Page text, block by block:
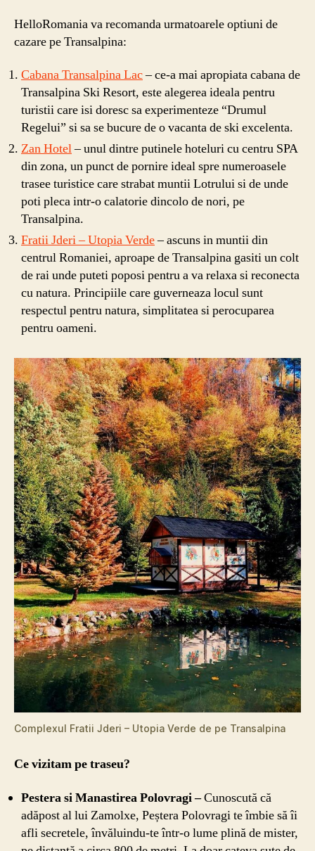
HelloRomania va recomanda urmatoarele optiuni de
cazare pe Transalpina:
Cabana Transalpina Lac– ce-a mai apropiata cabana de
Transalpina Ski Resort, este alegerea ideala pentru
turistii care isi doresc sa experimenteze “Drumul
Regelui” si sa se bucure de o vacanta de ski excelenta.
Zan Hotel– unul dintre putinele hoteluri cu centru SPA
din zona, un punct de pornire ideal spre numeroasele
trasee turistice care strabat muntii Lotrului si de unde
poti pleca intr-o calatorie dincolo de nori, pe
Transalpina.
Fratii Jderi – Utopia Verde– ascuns in muntii din
centrul Romaniei, aproape de Transalpina gasiti un colt
de rai unde puteti poposi pentru a va relaxa si reconecta
cu natura. Principiile care guverneaza locul sunt
respectul pentru natura, simplitatea si perocuparea
pentru oameni.
Complexul Fratii Jderi – Utopia Verde de pe Transalpina
Ce vizitam pe traseu?
Pestera si Manastirea Polovragi –Cunoscută că
adăpost al lui Zamolxe, Peștera Polovragi te îmbie să îi
afli secretele, învăluindu-te într-o lume plină de mister,